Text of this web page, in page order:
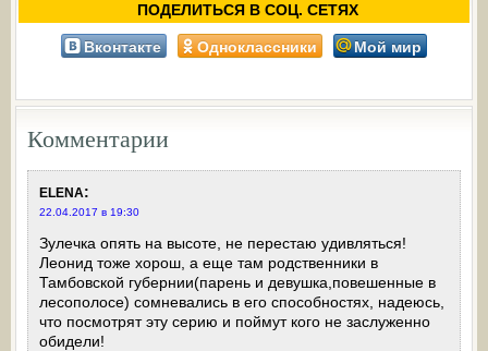
ПОДЕЛИТЬСЯ В СОЦ. СЕТЯХ
Вконтакте Одноклассники Мой мир
Комментарии
ELENA:
22.04.2017 в 19:30
Зулечка опять на высоте, не перестаю удивляться!
Леонид тоже хорош, а еще там родственники в
Тамбовской губернии(парень и девушка,повешенные в
лесополосе) сомневались в его способностях, надеюсь,
что посмотрят эту серию и поймут кого не заслуженно
обидели!